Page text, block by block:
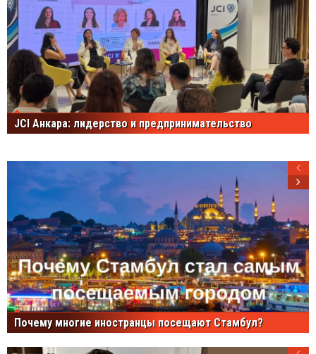
JCI Анкара: лидерство и предпринимательство
Почему многие иностранцы посещают Стамбул?